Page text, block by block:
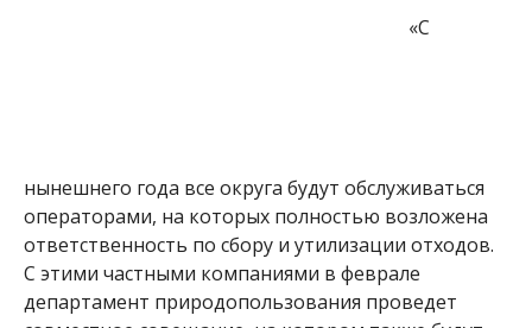
«С
нынешнего года все округа будут обслуживаться
операторами, на которых полностью возложена
ответственность по сбору и утилизации отходов.
С этими частными компаниями в феврале
департамент природопользования проведет